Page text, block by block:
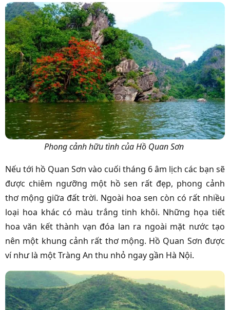
Phong cảnh hữu tình của Hồ Quan Sơn
Nếu tới hồ Quan Sơn vào cuối tháng 6 âm lịch các bạn sẽ
được chiêm ngưỡng một hồ sen rất đẹp, phong cảnh
thơ mộng giữa đất trời. Ngoài hoa sen còn có rất nhiều
loại hoa khác có màu trắng tinh khôi. Những họa tiết
hoa văn kết thành vạn đóa lan ra ngoài mặt nước tạo
nên một khung cảnh rất thơ mộng. Hồ Quan Sơn được
ví như là một Tràng An thu nhỏ ngay gần Hà Nội.